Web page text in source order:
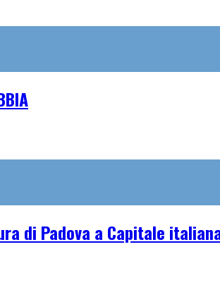
di Padova a Capitale